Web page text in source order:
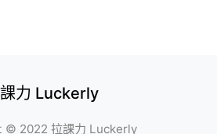
力 Luckerly
© 2022 拉課力 Luckerly